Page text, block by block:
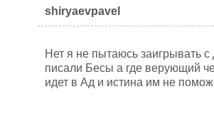
shiryaevpavel
Нет я не пытаюсь заигрывать
писали Бесы а где верующий
идет в Ад и истина им не